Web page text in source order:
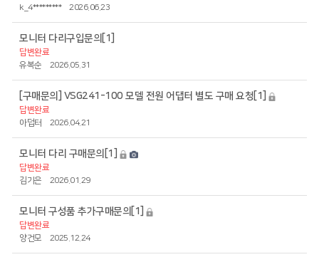
k_4*********
2026.06.23
모니터 다리구입문의 [1]
답변완료
유복순
2026.05.31
[구매문의] VSG241-100 모델 전원 어댑터 별도 구매 요청 [1]
답변완료
아덥터
2026.04.21
모니터 다리 구매문의 [1]
답변완료
김기은
2026.01.29
모니터 구성품 추가구매문의 [1]
답변완료
양건모
2025.12.24